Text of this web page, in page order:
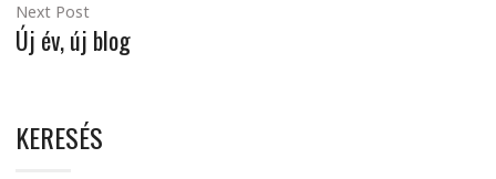
Next Post
Új év, új blog
KERESÉS